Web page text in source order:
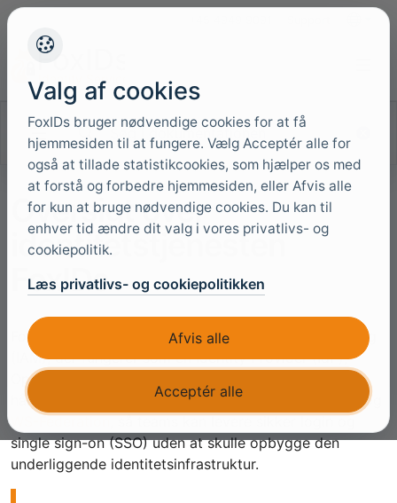
Søg i dokumentationen
Oversigt over
identitetstjenesten
FoxIDs
FoxIDs er en platform til identitets- og adgangsstyring
(IAM), der fungerer som en Identity Provider (IdP),
OpenID Provider (OP) og føderationsformidler. Den
håndterer
OpenID Connect 1.0
og
WS-Federation
single sign-on (SSO) uden at skulle opbygge den
underliggende identitetsinfrastruktur.
Valg af cookies
FoxIDs bruger nødvendige cookies for at få
hjemmesiden til at fungere. Vælg Acceptér alle for
også at tillade statistikcookies, som hjælper os med
at forstå og forbedre hjemmesiden, eller Afvis alle
for kun at bruge nødvendige cookies. Du kan til
enhver tid ændre dit valg i vores privatlivs- og
cookiepolitik.
Læs privatlivs- og cookiepolitikken
Afvis alle
Acceptér alle